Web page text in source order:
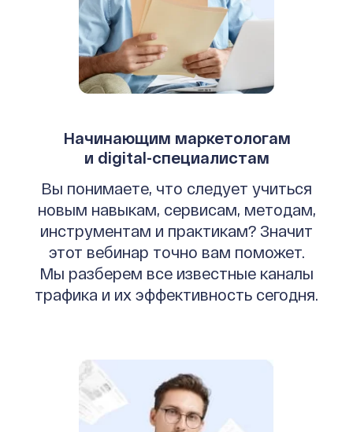
Начинающим маркетологам
и digital-специалистам
Вы понимаете, что следует учиться
новым навыкам, сервисам, методам,
инструментам и практикам? Значит
этот вебинар точно вам поможет.
Мы разберем все известные каналы
трафика и их эффективность сегодня.